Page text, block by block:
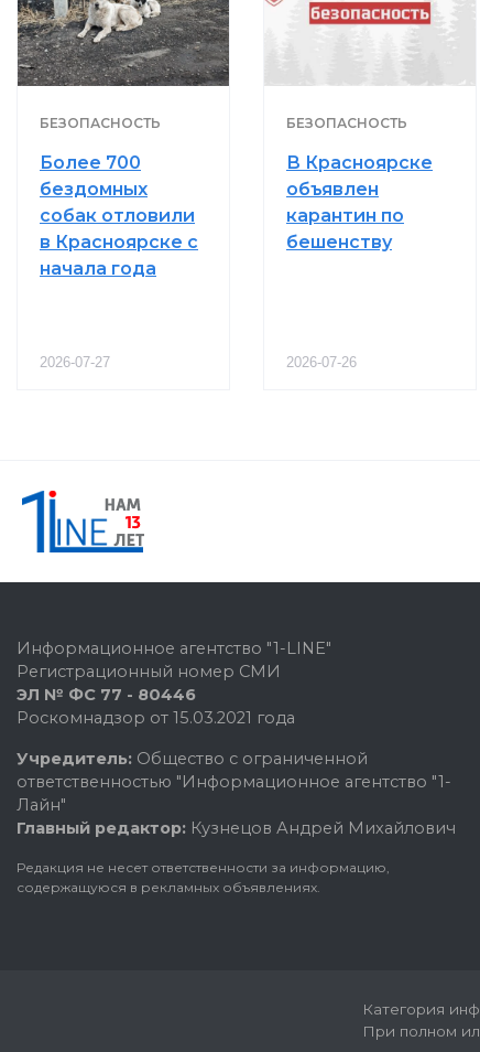
БЕЗОПАСНОСТЬ
Более 700
бездомных
собак отловили
в Красноярске с
начала года
2026-07-27
БЕЗОПАСНОСТЬ
В Красноярске
объявлен
карантин по
бешенству
2026-07-26
Информационное агентство "1-LINE"
Регистрационный номер СМИ
ЭЛ № ФС 77 - 80446
Роскомнадзор от 15.03.2021 года
Учредитель: Общество с ограниченной
ответственностью "Информационное агентство "1-
Лайн"
Главный редактор: Кузнецов Андрей Михайлович
Редакция не несет ответственности за информацию,
содержащуюся в рекламных объявлениях.
Категория
При полном